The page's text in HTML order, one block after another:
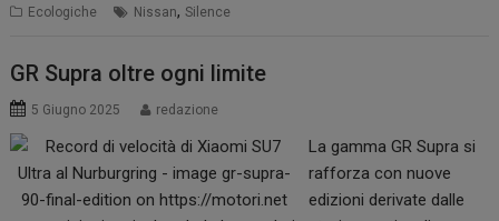
Ecologiche Nissan,Silence
GR Supra oltre ogni limite
5 Giugno 2025 redazione
La gamma GR Supra si
rafforza con nuove
edizioni derivate dalle